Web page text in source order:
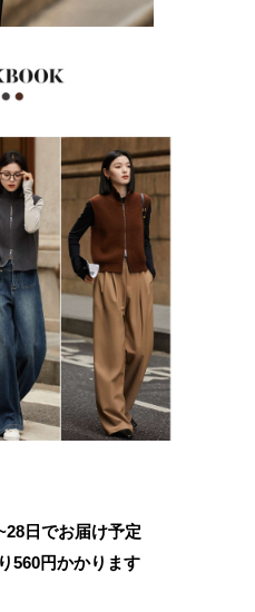
日でお届け予定
560円かかります